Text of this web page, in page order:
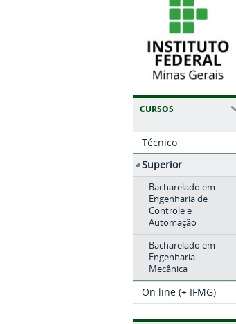
CURSOS
Técnico
Superior
Bacharelado em
Engenharia de
Controle e
Automação
Bacharelado em
Engenharia
Mecânica
On line (+ IFMG)